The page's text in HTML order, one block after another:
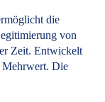
die
von
Zeit. Entwickelt
Die